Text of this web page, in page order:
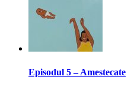
Episodul 5 – Amestecate